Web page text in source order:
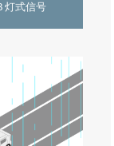
灯式信号